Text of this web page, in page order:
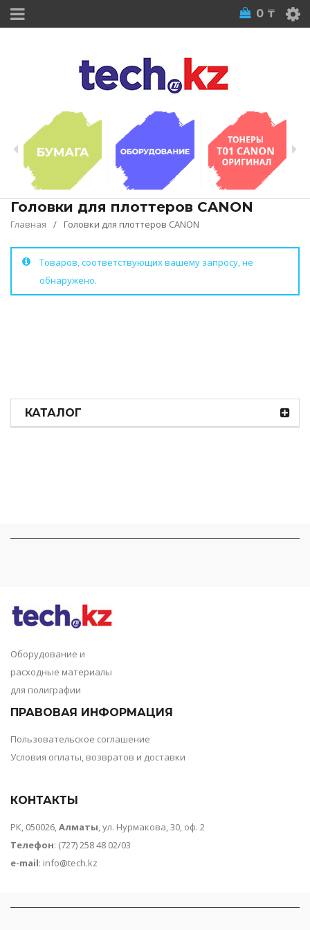
0 ₸
Головки для плоттеров CANON
Главная / Головки для плоттеров CANON
КАТАЛОГ
Товаров, соответствующих вашему запросу, не
обнаружено.
Оборудование и
расходные материалы
для полиграфии
ПРАВОВАЯ ИНФОРМАЦИЯ
Пользовательское соглашение
Условия оплаты, возвратов и доставки
КОНТАКТЫ
РК, 050026,Алматы, ул. Нурмакова, 30, оф. 2
Телефон: (727) 258 48 02/03
e-mail: info@tech.kz